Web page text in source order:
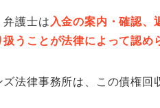
弁護士は 入金の案内・確認、
扱うことが法律によって認め
ズ法律事務所は、この債権回